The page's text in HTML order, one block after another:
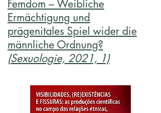
Femdom – Weibliche
Ermächtigung und
prägenitales Spiel wider die
männliche Ordnung?
(Sexuologie, 2021, 1)